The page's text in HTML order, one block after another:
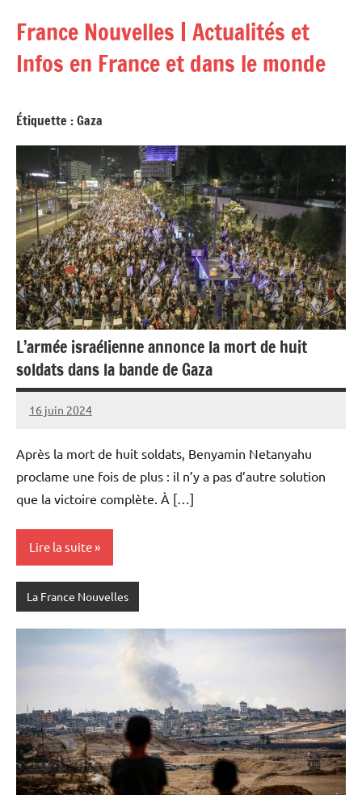
contenu
France Nouvelles | Actualités et
Infos en France et dans le monde
Étiquette :Gaza
L’armée israélienne annonce la mort de huit
soldats dans la bande de Gaza
16 juin 2024
Admins
Après la mort de huit soldats, Benyamin Netanyahu
proclame une fois de plus : il n’y a pas d’autre solution
que la victoire complète. À […]
Lire la suite
La France Nouvelles